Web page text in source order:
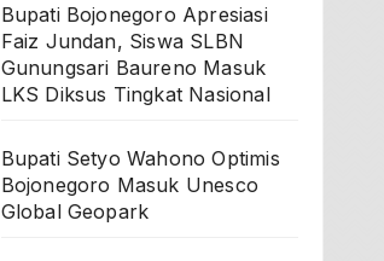
Bupati Bojonegoro Apresiasi
Faiz Jundan, Siswa SLBN
Gunungsari Baureno Masuk
LKS Diksus Tingkat Nasional
Bupati Setyo Wahono Optimis
Bojonegoro Masuk Unesco
Global Geopark